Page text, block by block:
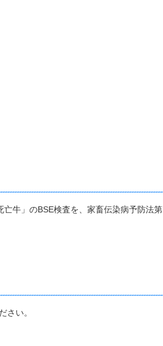
牛」のBSE検査を、家畜伝染病予防法第
さい。